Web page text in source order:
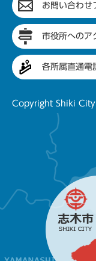
お問い合わせ
市役所へのア
各所属直通電
Copyright Shiki